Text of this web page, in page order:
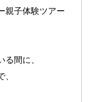
親子体験ツアー
間に、